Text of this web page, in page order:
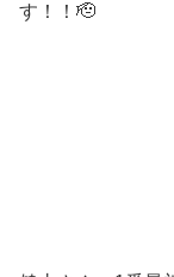
す！！🫡